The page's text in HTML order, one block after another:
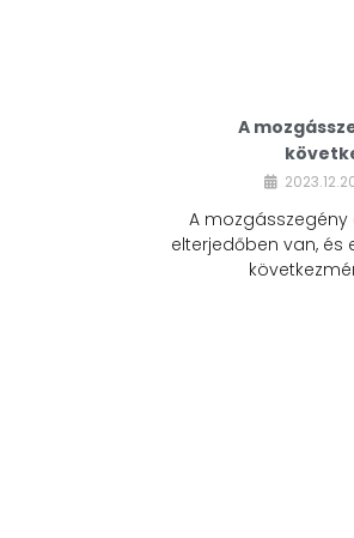
A
A
elterjedőben van, és